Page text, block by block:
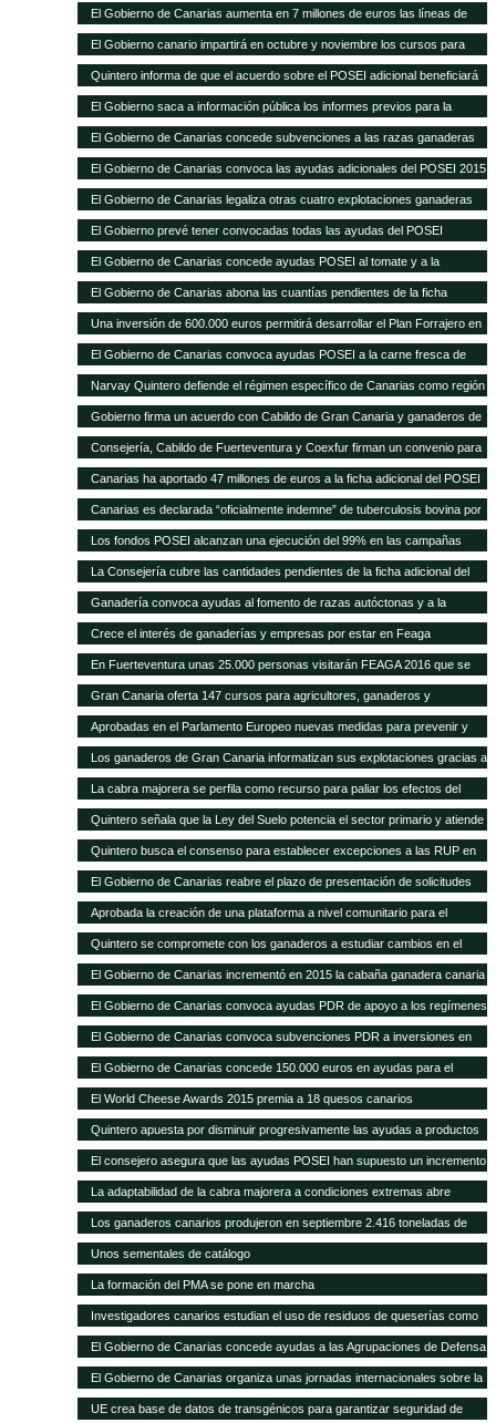
Sanitaria Ganadera por 300.000 euros
El Gobierno de Canarias aumenta en 7 millones de euros las líneas de
ayudas a comercialización y producción agrícola y ganadera
El Gobierno canario impartirá en octubre y noviembre los cursos para
obtener el certificado obligatorio para transporte animal
Quintero informa de que el acuerdo sobre el POSEI adicional beneficiará
a unos 4.800 agricultores y ganaderos de las Islas
El Gobierno saca a información pública los informes previos para la
legalización de otras 28 explotaciones ganaderas
El Gobierno de Canarias concede subvenciones a las razas ganaderas
autóctonas por importe de casi 200.000 euros
El Gobierno de Canarias convoca las ayudas adicionales del POSEI 2015
El Gobierno de Canarias legaliza otras cuatro explotaciones ganaderas
El Gobierno prevé tener convocadas todas las ayudas del POSEI
adicional, excepto 2011, antes de que termine el año
El Gobierno de Canarias concede ayudas POSEI al tomate y a la
industria láctea que emplea leche local por 3,7 millones de euros
El Gobierno de Canarias abona las cuantías pendientes de la ficha
adicional del POSEI 2014
Una inversión de 600.000 euros permitirá desarrollar el Plan Forrajero en
la isla de La Palma
El Gobierno de Canarias convoca ayudas POSEI a la carne fresca de
origen local por 2,28 millones de euros
Narvay Quintero defiende el régimen específico de Canarias como región
ultraperiférica en la estrategia española de negociación de la Política
Agraria Común El consejero de Agricultura del Gobierno de Canarias
participó ayer en Madrid en la Conferencia Sectorial de Agricultura y
Desarrollo Rural
Gobierno firma un acuerdo con Cabildo de Gran Canaria y ganaderos de
la isla para aumentar la producción de forraje para el ganado El consejero
de Agricultura, Ganadería, Pesca y Aguas, Narvay Quintero, explicó que
este plan quiere dar estabilidad a los ganaderos y una mejor alimentación
a la cabaña existente
Consejería, Cabildo de Fuerteventura y Coexfur firman un convenio para
poner en marcha el Plan Forrajero con un presupuesto de 600.000 euros
El consejero de Agricultura, Ganadería, Pesca y Aguas, Narvay Quintero,
explicó que este plan permitirá a los ganaderos de la isla depender menos
de la importación de insumos
Canarias ha aportado 47 millones de euros a la ficha adicional del POSEI
Quintero analiza con el Ministerio la mejor forma de abono de la campaña
2011, después de que se pague la cantidad relativa a 2015
Canarias es declarada “oficialmente indemne” de tuberculosis bovina por
la UE El consejero, Narvay Quintero, y el director de Ganadería, David de
Vera, informaron hoy en rueda de prensa de las actuaciones
desarrolladas por este departamento para alcanzar este logro
Los fondos POSEI alcanzan una ejecución del 99% en las campañas
2014 y 2015 Quintero destaca en el Parlamento que la Consejería de
Agricultura del Gobierno de Canarias ha recibido felicitaciones por parte
de la UE por estas cifras y la positiva repercusión del programa en el
sector primario canario
La Consejería cubre las cantidades pendientes de la ficha adicional del
POSEI de 2014 tras incrementar la dotación presupuestaria propia El
consejero de Agricultura, Ganadería, Pesca y Aguas, Narvay Quintero,
espera que las transferencias acordadas con el Estado se cumplan para
empezar a convocar las ayudas de 2015
Ganadería convoca ayudas al fomento de razas autóctonas y a la
producción y comercialización de productos de la apicultura
Crece el interés de ganaderías y empresas por estar en Feaga
En Fuerteventura unas 25.000 personas visitarán FEAGA 2016 que se
celebra del 21 al 24 de abril
Gran Canaria oferta 147 cursos para agricultores, ganaderos y
pescadores
Aprobadas en el Parlamento Europeo nuevas medidas para prevenir y
frenar las enfermedades animales
Los ganaderos de Gran Canaria informatizan sus explotaciones gracias a
una pionera aplicación gratuita del Cabildo
La cabra majorera se perfila como recurso para paliar los efectos del
cambio climático
Quintero señala que la Ley del Suelo potencia el sector primario y atiende
sus demandas
Quintero busca el consenso para establecer excepciones a las RUP en
los tratados internacionales
El Gobierno de Canarias reabre el plazo de presentación de solicitudes
para acogerse a las subvenciones a inversiones del PDR
Aprobada la creación de una plataforma a nivel comunitario para el
fomento del bienestar animal
Quintero se compromete con los ganaderos a estudiar cambios en el
POSEI
El Gobierno de Canarias incrementó en 2015 la cabaña ganadera canaria
con 1.297 novillas de otras ganaderías, a través de ayudas POSEI
El Gobierno de Canarias convoca ayudas PDR de apoyo a los regímenes
de calidad por valor de 353.000 euros
El Gobierno de Canarias convoca subvenciones PDR a inversiones en
explotaciones agrarias por 11 millones de euros
El Gobierno de Canarias concede 150.000 euros en ayudas para el
fomento de razas ganaderas autóctonas
El World Cheese Awards 2015 premia a 18 quesos canarios
Quintero apuesta por disminuir progresivamente las ayudas a productos
importados en favor de las producciones locales
El consejero asegura que las ayudas POSEI han supuesto un incremento
del empleo y del asociacionismo
La adaptabilidad de la cabra majorera a condiciones extremas abre
nuevas vías de intercambio para el caprino canario
Los ganaderos canarios produjeron en septiembre 2.416 toneladas de
leche
Unos sementales de catálogo
La formación del PMA se pone en marcha
Investigadores canarios estudian el uso de residuos de queserías como
alimento para el caprino
El Gobierno de Canarias concede ayudas a las Agrupaciones de Defensa
Sanitaria Ganadera por valor de 300.000 euros
El Gobierno de Canarias organiza unas jornadas internacionales sobre la
ganadería como herramienta para el desarrollo en zonas áridas
UE crea base de datos de transgénicos para garantizar seguridad de